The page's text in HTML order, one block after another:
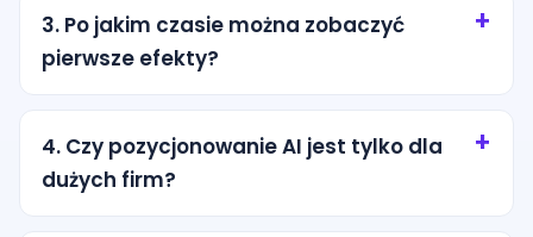
intencji. Użytkownik często pyta AI o rekomendację
konkretnej usługi i jest bliżej decyzji niż osoba, która
dopiero przegląda ogólne wyniki wyszukiwania.
3. Po jakim czasie można zobaczyć
pierwsze efekty?
Pierwsze efekty zwykle pojawiają się po kilku
tygodniach od wdrożenia podstaw. Trwalsze
rezultaty wymagają regularnej pracy nad treścią,
strukturą i autorytetem marki.
4. Czy pozycjonowanie AI jest tylko dla
dużych firm?
Nie. Dla lokalnych firm z miasta Jarocin to często